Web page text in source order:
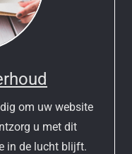
om uw website
u met dit
in de lucht blijft.